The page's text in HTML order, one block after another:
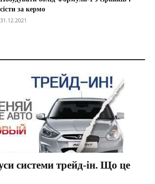
сісти за кермо
31.12.2021
системи трейд-ін. Що це